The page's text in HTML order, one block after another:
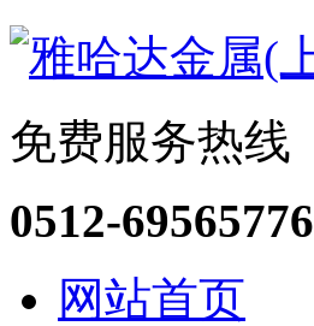
免费服务热线
0512-69565776
网站首页